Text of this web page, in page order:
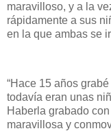
maravilloso, y a la
rápidamente a sus
en la que ambas se
“Hace 15 años
todavía eran unas
Haberla grabado
maravillosa y